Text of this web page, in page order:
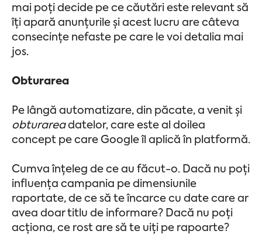
mai poți decide pe ce căutări este relevant să
îți apară anunțurile și acest lucru are câteva
consecințe nefaste pe care le voi detalia mai
jos.
Obturarea
Pe lângă automatizare, din păcate, a venit și
obturareadatelor, care este al doilea
concept pe care Google îl aplică în platformă.
Cumva înțeleg de ce au făcut-o. Dacă nu poți
influența campania pe dimensiunile
raportate, de ce să te încarce cu date care ar
avea doar titlu de informare? Dacă nu poți
acționa, ce rost are să te uiți pe rapoarte?